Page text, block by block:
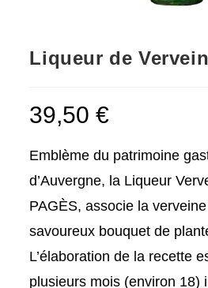
Liqueur de
39,50€
Emblème du patrimoine
d’Auvergne, la Liqueur
PAGÈS, associe la
savoureux bouquet de
L’élaboration de la recette
plusieurs mois (environ 18)